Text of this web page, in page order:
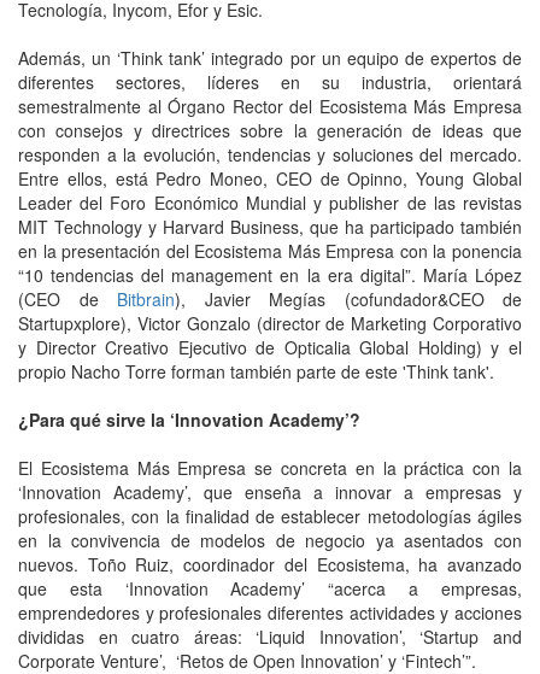
Tecnología, Inycom, Efor y Esic.
Además, un ‘Think tank’ integrado por un equipo de expertos de
diferentes sectores, líderes en su industria, orientará
semestralmente al Órgano Rector del Ecosistema Más Empresa
con consejos y directrices sobre la generación de ideas que
responden a la evolución, tendencias y soluciones del mercado.
Entre ellos, está Pedro Moneo, CEO de Opinno, Young Global
Leader del Foro Económico Mundial y publisher de las revistas
MIT Technology y Harvard Business, que ha participado también
en la presentación del Ecosistema Más Empresa con la ponencia
“10 tendencias del management en la era digital”. María López
(CEO de Bitbrain), Javier Megías (cofundador&CEO de
Startupxplore), Victor Gonzalo (director de Marketing Corporativo
y Director Creativo Ejecutivo de Opticalia Global Holding) y el
propio Nacho Torre forman también parte de este 'Think tank'.
¿Para qué sirve la ‘Innovation Academy’?
El Ecosistema Más Empresa se concreta en la práctica con la
‘Innovation Academy’, que enseña a innovar a empresas y
profesionales, con la finalidad de establecer metodologías ágiles
en la convivencia de modelos de negocio ya asentados con
nuevos. Toño Ruiz, coordinador del Ecosistema, ha avanzado
que esta ‘Innovation Academy’ “acerca a empresas,
emprendedores y profesionales diferentes actividades y acciones
divididas en cuatro áreas: ‘Liquid Innovation’, ‘Startup and
Corporate Venture’, ‘Retos de Open Innovation’ y ‘Fintech’”.